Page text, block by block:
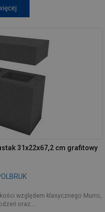
31x22x67,2 cm grafitowy
względem klasycznego Murro,
oraz...